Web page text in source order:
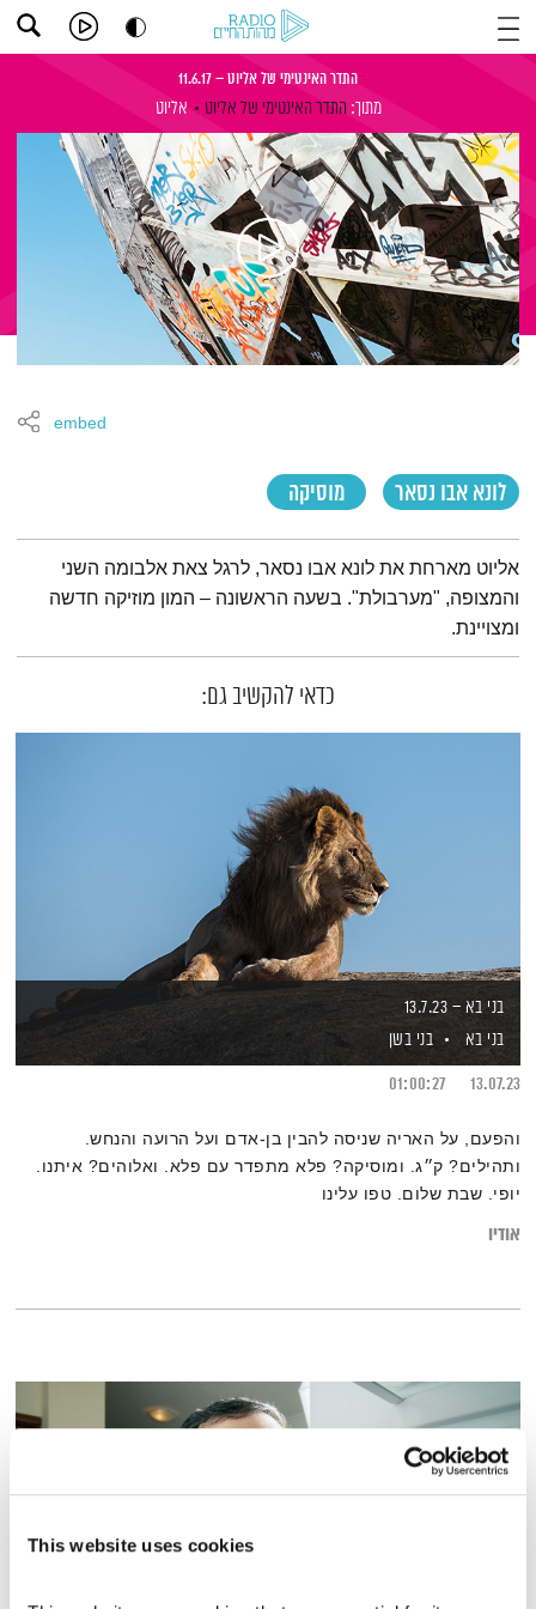
This website uses cookies
התדר האינטימי של אליוט – 11.6.17
מתוך: התדר האינטימי של אליוט אליוט
לונא אבו נסאר מוסיקה
embed
תמצית הפודקאסט
אליוט מארחת את לונא אבו נסאר, לרגל צאת אלבומה השני
והמצופה, "מערבולת". בשעה הראשונה – המון מוזיקה חדשה
ומצויינת.
כדאי להקשיב גם:
בני בא – 13.7.23
בני בא
בני בשן
13.07.23
01:00:27
והפעם, על האריה שניסה להבין בן-אדם ועל הרועה והנחש.
ותהילים? ק״ג. ומוסיקה? פלא מתפדר עם פלא. ואלוהים? איתנו.
יופי. שבת שלום. טפו עלינו
אודיו